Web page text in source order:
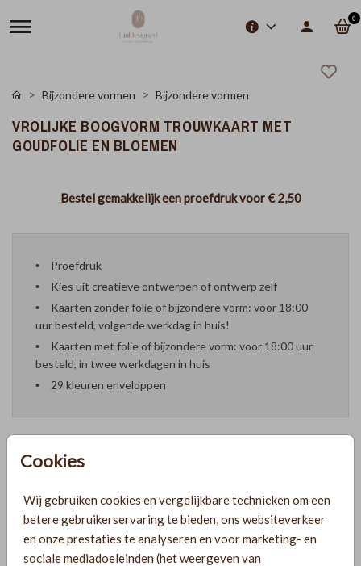
0
Cookies
Wij gebruiken cookies en vergelijkbare technieken om een
betere gebruikerservaring te bieden, ons websiteverkeer
en onze prestaties te analyseren en voor marketing- en
sociale mediadoeleinden (het weergeven van
Bijzondere vormen Bijzondere vormen
VROLIJKE BOOGVORM TROUWKAART MET
GOUDFOLIE EN BLOEMEN
Bestel gemakkelijk een proefdruk voor€ 2,50
Proefdruk
Kies uit creatieve ontwerpen of ontwerp zelf
Kaarten zonder folie of bijzondere vorm: voor 18:00
uur besteld, volgende werkdag in huis!
Kaarten met folie of bijzondere vorm: voor 18:00 uur
besteld, in twee werkdagen in huis
29 kleuren enveloppen
PRODUCTINFORMATIE